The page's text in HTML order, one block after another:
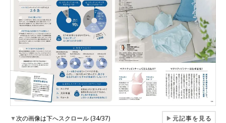
▼次の画像は下へスクロール (34/37) ▶元記事を見る